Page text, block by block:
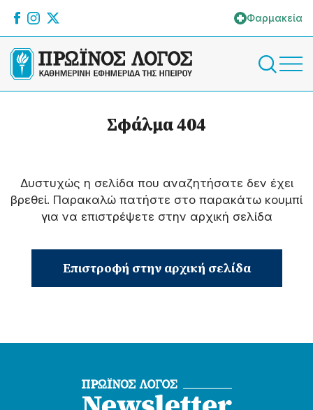
Φαρμακεία
Σφάλμα 404
Δυστυχώς η σελίδα που αναζητήσατε δεν έχει
βρεθεί. Παρακαλώ πατήστε στο παρακάτω κουμπί
για να επιστρέψετε στην αρχική σελίδα
Επιστροφή στην αρχική σελίδα